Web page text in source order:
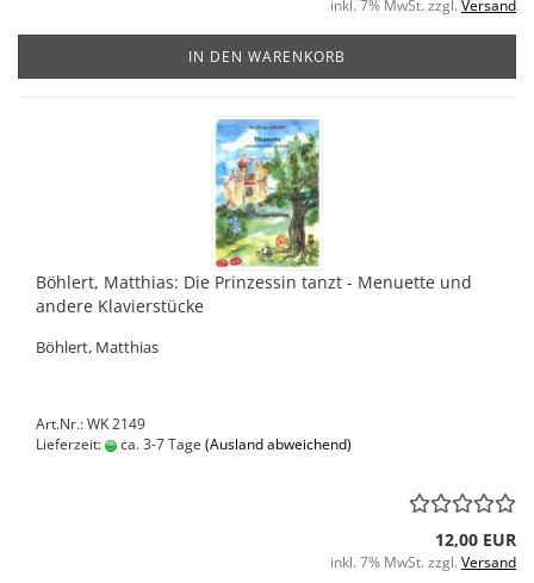
inkl. 7% MwSt. zzgl. Versand
IN DEN WARENKORB
Böhlert, Matthias: Die Prinzessin tanzt - Menuette und
andere Klavierstücke
Böhlert, Matthias
Art.Nr.: WK 2149
Lieferzeit:
ca. 3-7 Tage (Ausland abweichend)
12,00 EUR
inkl. 7% MwSt. zzgl. Versand